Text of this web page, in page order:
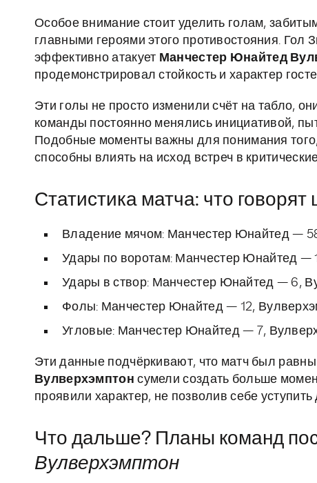
Особое внимание стоит уделить голам,
главными героями этого противостояния. Гол
эффективно атакует Манчестер Юнайтед
продемонстрировал стойкость и характер
Эти голы не просто изменили счёт на табло,
команды постоянно менялись инициативой,
Подобные моменты важны для понимания того,
способны влиять на исход встреч в
Статистика матча: что
Владение мячом: Манчестер Юнайтед —
Удары по воротам: Манчестер Юнайтед —
Удары в створ: Манчестер Юнайтед — 6,
Фолы: Манчестер Юнайтед — 12,
Угловые: Манчестер Юнайтед — 7,
Эти данные подчёркивают, что матч был
Вулверхэмптон сумели создать больше
проявили характер, не позволив себе
Что дальше? Планы команд
Вулверхэмптон